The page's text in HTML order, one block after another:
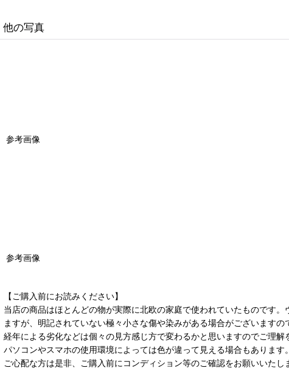
他の写真
参考画像
参考画像
【ご購入前にお読みください】
当店の商品はほとんどの物が実際に北欧の家庭で使われていたものです
ますが、明記されていない極々小さな傷や染みがある場合がございます
経年による劣化などは個々の見方感じ方で変わるかと思いますのでご理解
パソコンやスマホの使用環境によっては色が違って見える場合もあります
ご心配な方は是非、ご購入前にコンディション等のご確認をお願いいたし